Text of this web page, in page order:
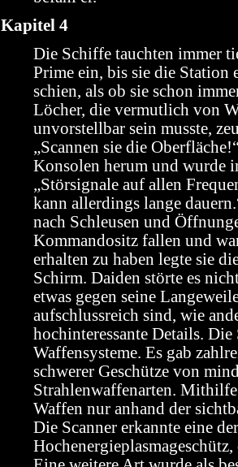
Kapitel 4
Die Schiffe tauchten immer
Prime ein, bis sie die
schien, als ob sie schon
Löcher, die vermutlich von
unvorstellbar sein musste,
„Scannen sie die
Konsolen herum und wurde
„Störsignale auf allen
kann allerdings lange
nach Schleusen und
Kommandositz fallen und
erhalten zu haben legte sie
Schirm. Daiden störte es
etwas gegen seine
aufschlussreich sind, wie
hochinteressante Details.
Waffensysteme. Es gab
schwerer Geschütze von
Strahlenwaffenarten.
Waffen nur anhand der
Die Scanner erkannte eine